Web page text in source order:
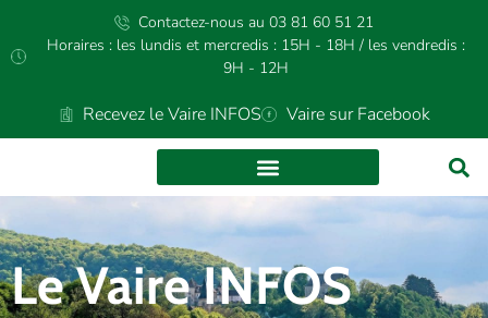
Contactez-nous au 03 81 60 51 21
Horaires : les lundis et mercredis : 15H - 18H / les vendredis :
9H - 12H
Recevez le Vaire INFOS Vaire sur Facebook
Le Vaire INFOS